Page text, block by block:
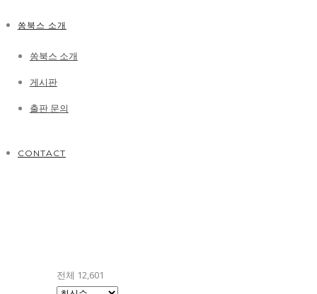
쏭북스 소개
쏭북스 소개
게시판
출판 문의
CONTACT
전체 12,601